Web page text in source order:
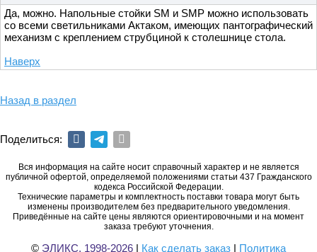
Да, можно. Напольные стойки SM и SMP можно использовать
со всеми светильниками Актаком, имеющих пантографический
механизм с креплением струбциной к столешнице стола.
Наверх
Назад в раздел
Поделиться:
Вся информация на сайте носит справочный характер и не является
публичной офертой, определяемой положениями статьи 437 Гражданского
кодекса Российской Федерации.
Технические параметры и комплектность поставки товара могут быть
изменены производителем без предварительного уведомления.
Приведённые на сайте цены являются ориентировочными и на момент
заказа требуют уточнения.
© ЭЛИКС, 1998-2026 | Как сделать заказ | Политика